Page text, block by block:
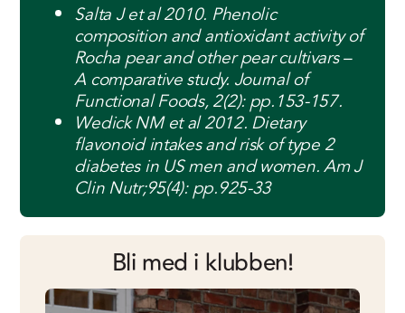
Salta J et al 2010. Phenolic
composition and antioxidant activity of
Rocha pear and other pear cultivars –
A comparative study. Journal of
Functional Foods, 2(2): pp.153-157.
Wedick NM et al 2012. Dietary
flavonoid intakes and risk of type 2
diabetes in US men and women. Am J
Clin Nutr;95(4): pp.925-33
Bli med i klubben!